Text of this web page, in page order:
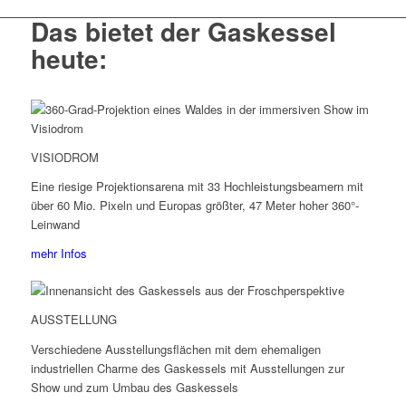
Das bietet der Gaskessel
heute:
VISIODROM
Eine riesige Projektionsarena mit 33 Hochleistungsbeamern mit
über 60 Mio. Pixeln und Europas größter, 47 Meter hoher 360°-
Leinwand
mehr Infos
AUSSTELLUNG
Verschiedene Ausstellungsflächen mit dem ehemaligen
industriellen Charme des Gaskessels mit Ausstellungen zur
Show und zum Umbau des Gaskessels